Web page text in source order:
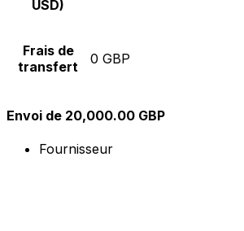
USD)
Frais de
transfert
0 GBP
Envoi de 20,000.00 GBP
Fournisseur